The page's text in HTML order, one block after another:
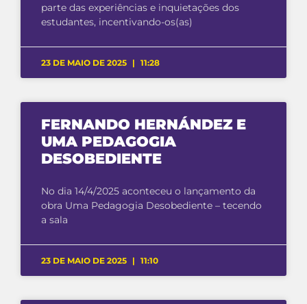
parte das experiências e inquietações dos
estudantes, incentivando-os(as)
23 DE MAIO DE 2025 11:28
FERNANDO HERNÁNDEZ E
UMA PEDAGOGIA
DESOBEDIENTE
No dia 14/4/2025 aconteceu o lançamento da
obra Uma Pedagogia Desobediente – tecendo
a sala
23 DE MAIO DE 2025 11:10